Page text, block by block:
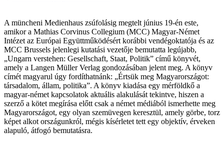
A müncheni Medienhaus zsúfolásig megtelt június 19-én este,
amikor a Mathias Corvinus Collegium (MCC) Magyar-Német
Intézet az Európai Együttműködésért korábbi vendégoktatója és az
MCC Brussels jelenlegi kutatási vezetője bemutatta legújabb,
„Ungarn verstehen: Gesellschaft, Staat, Politik” című könyvét,
amely a Langen Müller Verlag gondozásában jelent meg. A könyv
címét magyarul úgy fordíthatnánk: „Értsük meg Magyarországot:
társadalom, állam, politika”. A könyv kiadása egy mérföldkő a
magyar-német kapcsolatok aktuális alakulását tekintve, hiszen a
szerző a kötet megírása előtt csak a német médiából ismerhette meg
Magyarországot, egy olyan szemüvegen keresztül, amely görbe, torz
képet alkot országunkról, mégis kísérletet tett egy objektív, érveken
alapuló, átfogó bemutatásra.